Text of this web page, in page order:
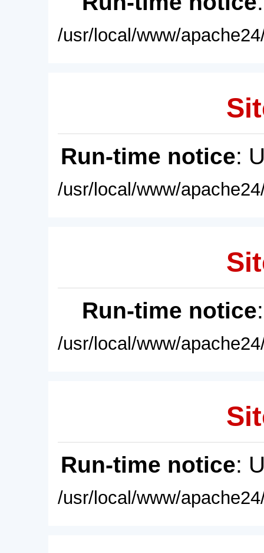
/usr/local/www/
Run-time notice:
/usr/local/www/
Run-time notice
/usr/local/www/
Run-time notice:
/usr/local/www/